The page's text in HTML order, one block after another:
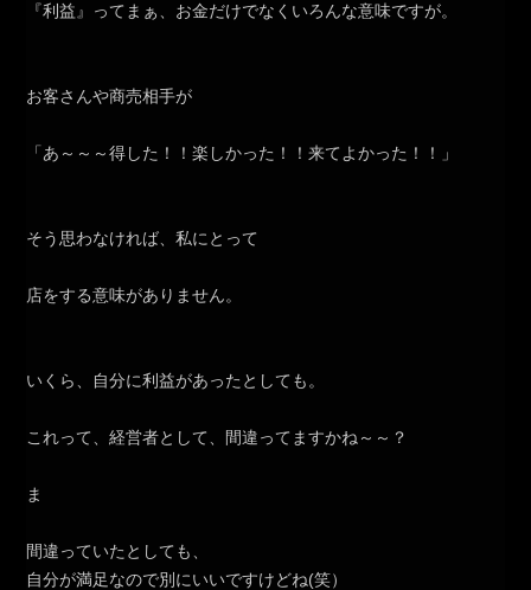
『利益』ってまぁ、お金だけでなくいろんな意味ですが。
お客さんや商売相手が
「あ～～～得した！！楽しかった！！来てよかった！！」
そう思わなければ、私にとって
店をする意味がありません。
いくら、自分に利益があったとしても。
これって、経営者として、間違ってますかね～～？
ま
間違っていたとしても、
自分が満足なので別にいいですけどね(笑）